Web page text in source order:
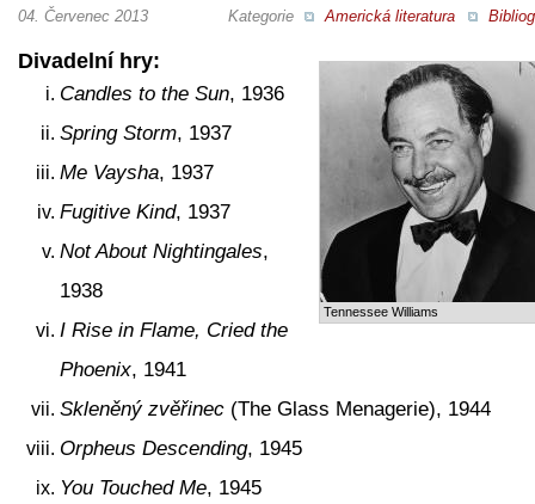
Kategorie Americká literatura
04. Červenec 2013
Tennessee Williams
Divadelní hry:
Candles to the Sun, 1936
Spring Storm, 1937
Me Vaysha, 1937
Fugitive Kind, 1937
Not About Nightingales,
1938
I Rise in Flame, Cried the
Phoenix, 1941
Skleněný zvěřinec (The Glass Menagerie), 1944
Orpheus Descending, 1945
You Touched Me, 1945